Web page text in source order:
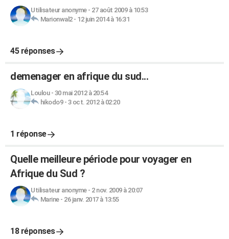
Utilisateur anonyme- 27 août 2009 à 10:53
Marionwal2- 12 juin 2014 à 16:31
45 réponses
demenager en afrique du sud...
Loulou- 30 mai 2012 à 20:54
hikodo9- 3 oct. 2012 à 02:20
1 réponse
Quelle meilleure période pour voyager en
Afrique du Sud ?
Utilisateur anonyme- 2 nov. 2009 à 20:07
Marine- 26 janv. 2017 à 13:55
18 réponses